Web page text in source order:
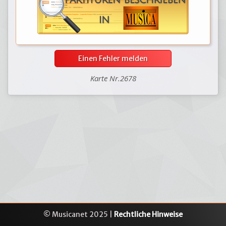
Einen Fehler melden
Karte Nr.2678
© Musicanet 2025 | Rechtliche Hinweise